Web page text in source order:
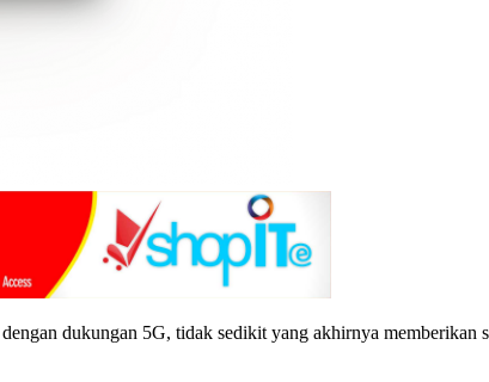
dukungan 5G, tidak sedikit yang akhirnya